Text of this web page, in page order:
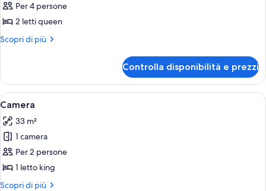
per
Camera
Per 4 persone
2 letti queen
Scopri di più
Altri
Controlla disponibilità e prezzi
Apri
tutte
le
foto
per
Camera
Una camera d'albergo con un letto
5
Camera
33 m²
1 camera
Per 2 persone
1 letto king
Scopri di più
Altri